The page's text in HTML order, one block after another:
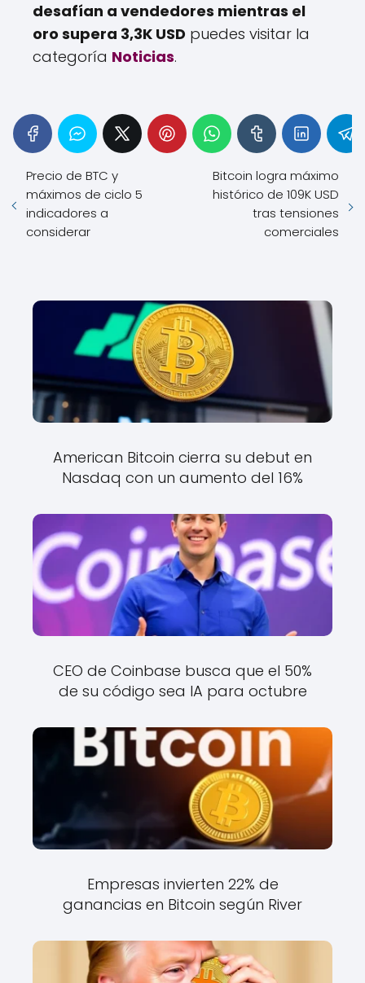
desafían a vendedores mientras el
oro supera 3,3K USD puedes visitar la
categoría Noticias.
Precio de BTC y
máximos de ciclo 5
indicadores a
considerar
Bitcoin logra máximo
histórico de 109K USD
tras tensiones
comerciales
American Bitcoin cierra su debut en
Nasdaq con un aumento del 16%
CEO de Coinbase busca que el 50%
de su código sea IA para octubre
Empresas invierten 22% de
ganancias en Bitcoin según River